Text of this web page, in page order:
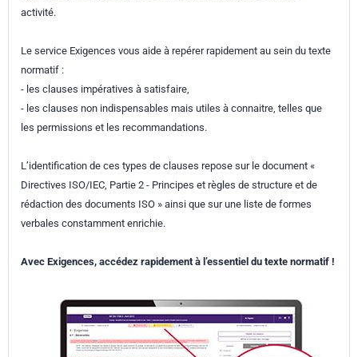
activité.
Le service Exigences vous aide à repérer rapidement au sein du texte
normatif :
- les clauses impératives à satisfaire,
- les clauses non indispensables mais utiles à connaitre, telles que
les permissions et les recommandations.
L’identification de ces types de clauses repose sur le document «
Directives ISO/IEC, Partie 2 - Principes et règles de structure et de
rédaction des documents ISO » ainsi que sur une liste de formes
verbales constamment enrichie.
Avec Exigences, accédez rapidement à l’essentiel du texte normatif !